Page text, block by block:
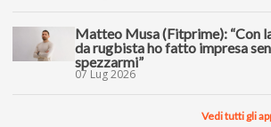
Matteo Musa (Fitprime): “Con
da rugbista ho fatto impresa
spezzarmi”
07 Lug 2026
Vedi tutti gli